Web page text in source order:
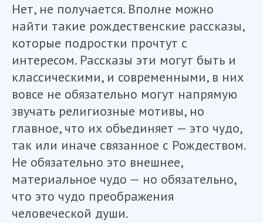
Нет, не получается. Вполне можно
найти такие рождественские рассказы,
которые подростки прочтут с
интересом. Рассказы эти могут быть и
классическими, и современными, в них
вовсе не обязательно могут напрямую
звучать религиозные мотивы, но
главное, что их объединяет — это чудо,
так или иначе связанное с Рождеством.
Не обязательно это внешнее,
материальное чудо — но обязательно,
что это чудо преображения
человеческой души.